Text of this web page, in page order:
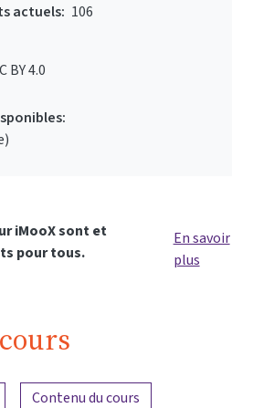
actuels: 106
BY 4.0
iMooX sont et
pour tous.
En savoir
plus
Contenu du cours